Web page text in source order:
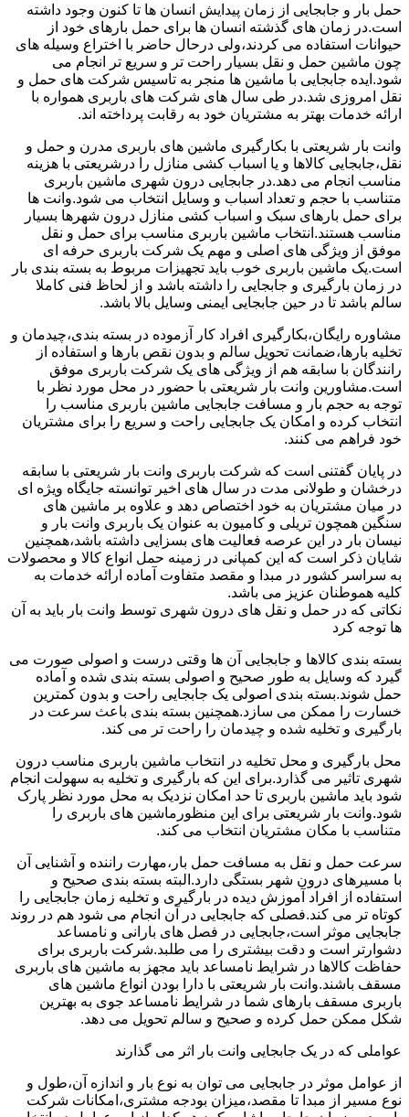
حمل بار و جابجایی از زمان پیدایش انسان ها تا کنون وجود داشته
است.در زمان های گذشته انسان ها برای حمل بارهای خود از
حیوانات استفاده می کردند،ولی درحال حاضر با اختراع وسیله های
چون ماشین حمل و نقل بسیار راحت تر و سریع تر انجام می
شود.ایده جابجایی با ماشین ها منجر به تاسیس شرکت های حمل و
نقل امروزی شد.در طی سال های شرکت های باربری همواره با
ارائه خدمات بهتر به مشتریان خود به رقابت پرداخته اند.
وانت بار شریعتی با بکارگیری ماشین های باربری مدرن و حمل و
نقل،جابجایی کالاها و یا اسباب کشی منازل را درشریعتی با هزینه
مناسب انجام می دهد.در جابجایی درون شهری ماشین باربری
متناسب با حجم و تعداد اسباب و وسایل انتخاب می شود.وانت ها
برای حمل بارهای سبک و اسباب کشی منازل درون شهرها بسیار
مناسب هستند.انتخاب ماشین باربری مناسب برای حمل و نقل
موفق از ویژگی های اصلی و مهم یک شرکت باربری حرفه ای
است.یک ماشین باربری خوب باید تجهیزات مربوط به بسته بندی بار
در زمان بارگیری و جابجایی را داشته باشد و از لحاظ فنی کاملا
سالم باشد تا در حین جابجایی ایمنی وسایل بالا باشد.
مشاوره رایگان،بکارگیری افراد کار آزموده در بسته بندی،چیدمان و
تخلیه بارها،ضمانت تحویل سالم و بدون نقص بارها و استفاده از
رانندگان با سابقه هم از ویژگی های یک شرکت باربری موفق
است.مشاورین وانت بار شریعتی با حضور در محل مورد نظر با
توجه به حجم بار و مسافت جابجایی ماشین باربری مناسب را
انتخاب کرده و امکان یک جابجایی راحت و سریع را برای مشتریان
خود فراهم می کنند.
در پایان گفتنی است که شرکت باربری وانت بار شریعتی با سابقه
درخشان و طولانی مدت در سال های اخیر توانسته جایگاه ویژه ای
در میان مشتریان به خود اختصاص دهد و علاوه بر ماشین های
سنگین همچون تریلی و کامیون به عنوان یک باربری وانت بار و
نیسان بار در این عرصه فعالیت های بسزایی داشته باشد،همچنین
شایان ذکر است که این کمپانی در زمینه حمل انواع کالا و محصولات
به سراسر کشور در مبدا و مقصد متفاوت آماده ارائه خدمات به
کلیه هموطنان عزیز می باشد.
نکاتی که در حمل و نقل های درون شهری توسط وانت بار باید به آن
ها توجه کرد
بسته بندی کالاها و جابجایی آن ها وقتی درست و اصولی صورت می
گیرد که وسایل به طور صحیح و اصولی بسته بندی شده و آماده
حمل شوند.بسته بندی اصولی یک جابجایی راحت و بدون کمترین
خسارت را ممکن می سازد.همچنین بسته بندی باعث سرعت در
بارگیری و تخلیه شده و چیدمان را راحت تر می کند.
محل بارگیری و محل تخلیه در انتخاب ماشین باربری مناسب درون
شهری تاثیر می گذارد.برای این که بارگیری و تخلیه به سهولت انجام
شود باید ماشین باربری تا حد امکان نزدیک به محل مورد نظر پارک
شود.وانت بار شریعتی برای این منظورماشین های باربری را
متناسب با مکان مشتریان انتخاب می کند.
سرعت حمل و نقل به مسافت حمل بار،مهارت راننده و آشنایی آن
با مسیرهای درون شهر بستگی دارد.البته بسته بندی صحیح و
استفاده از افراد آموزش دیده در بارگیری و تخلیه زمان جابجایی را
کوتاه تر می کند.فصلی که جابجایی در آن انجام می شود هم در روند
جابجایی موثر است،جابجایی در فصل های بارانی و نامساعد
دشوارتر است و دقت بیشتری را می طلبد.شرکت باربری برای
حفاظت کالاها در شرایط نامساعد باید مجهز به ماشین های باربری
مسقف باشند.وانت بار شریعتی با دارا بودن انواع ماشین های
باربری مسقف بارهای شما در شرایط نامساعد جوی به بهترین
شکل ممکن حمل کرده و صحیح و سالم تحویل می دهد.
عواملی که در یک جابجایی وانت بار اثر می گذارند
از عوامل موثر در جابجایی می توان به نوع بار و اندازه آن،طول و
نوع مسیر از مبدا تا مقصد،میزان بودجه مشتری،امکانات شرکت